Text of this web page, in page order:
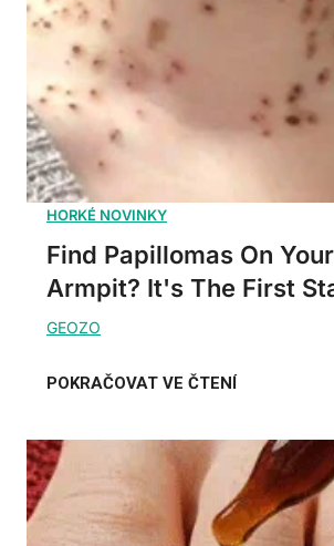
Find Papillomas On
Armpit? It's The First